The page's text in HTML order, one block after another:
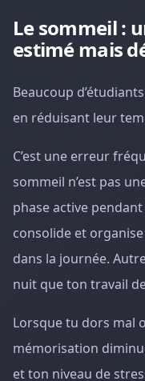
Le sommeil :
estimé mais
Beaucoup
en réduisant leur
C’est une erreur
sommeil n’est pas
phase active
consolide et
dans la journée.
nuit que ton travail
Lorsque tu dors mal
mémorisation
et ton niveau de